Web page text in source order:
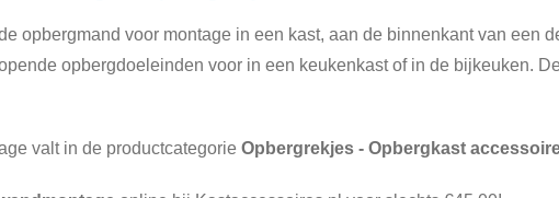
opbergmand voor montage in een kast, aan de binnenkant van een
opbergdoeleinden voor in een keukenkast of in de bijkeuken.
valt in de productcategorie Opbergrekjes - Opbergkast